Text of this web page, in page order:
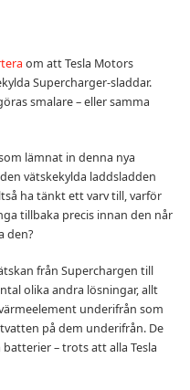
om att Tesla Motors
Supercharger-sladdar.
smalare – eller samma
lämnat in denna nya
vätskekylda laddsladden
ha tänkt ett varv till, varför
tillbaka precis innan den når
den?
från Superchargen till
olika andra lösningar, allt
underifrån som
på dem underifrån. De
– trots att alla Tesla